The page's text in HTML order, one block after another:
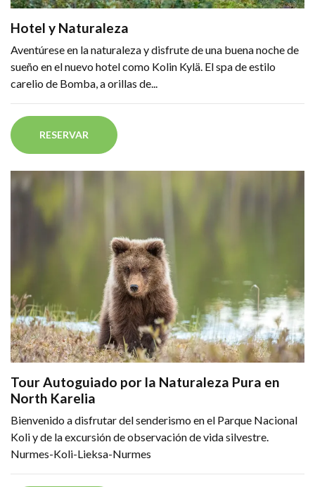
Hotel y Naturaleza
Aventúrese en la naturaleza y disfrute de una buena noche de
sueño en el nuevo hotel como Kolin Kylä. El spa de estilo
carelio de Bomba, a orillas de...
RESERVAR
Tour Autoguiado por la Naturaleza Pura en
North Karelia
Bienvenido a disfrutar del senderismo en el Parque Nacional
Koli y de la excursión de observación de vida silvestre.
Nurmes-Koli-Lieksa-Nurmes